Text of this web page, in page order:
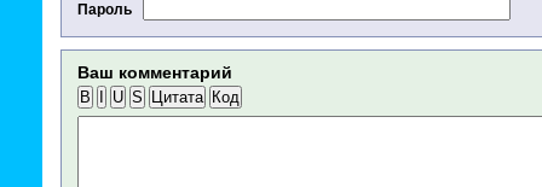
Пароль
Ваш комментарий
B U S Цитата Код